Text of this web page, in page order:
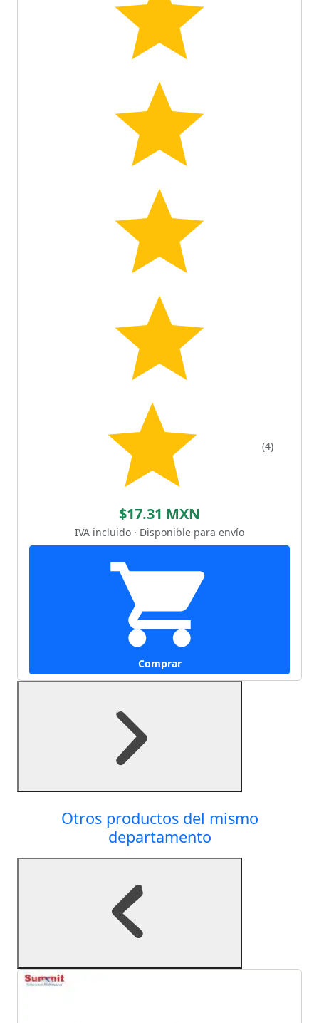
(4)
$17.31 MXN
IVA incluido · Disponible para envío
Comprar
Otros productos del mismo
departamento